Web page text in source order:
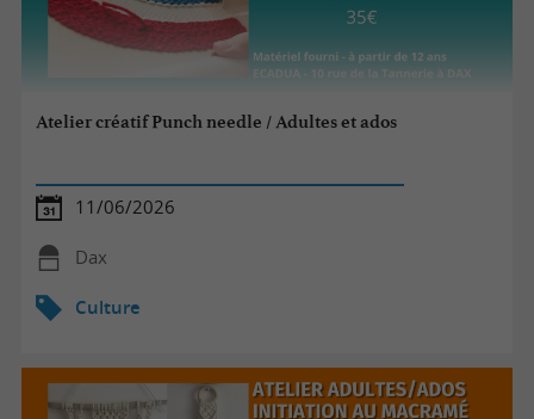
Atelier créatif Punch needle / Adultes et ados
11/06/2026
Dax
Culture